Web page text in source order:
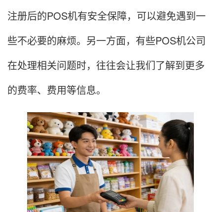
注册后的POS机有安全保障，可以避免遇到一
些不必要的麻烦。另一方面，有些POS机公司
在处理相关问题时，往往会让我们了解到更多
的费率、费用等信息。